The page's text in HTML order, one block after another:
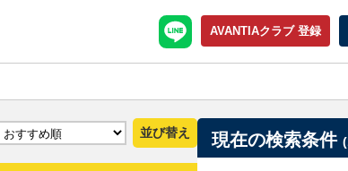
AVANTIAクラブ 登録
並び替え 現在の検索条件